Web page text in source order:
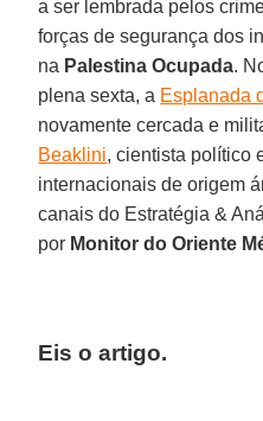
a ser lembrada pelos
forças de segurança dos
na Palestina Ocupada.
plena sexta, a Esplanada
novamente cercada e
Beaklini, cientista político
internacionais de origem
canais do Estratégia &
por Monitor do Oriente
Eis o artigo.